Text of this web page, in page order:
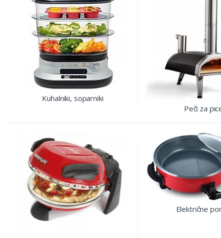
Kuhalniki, soparniki
Peči za
Električne